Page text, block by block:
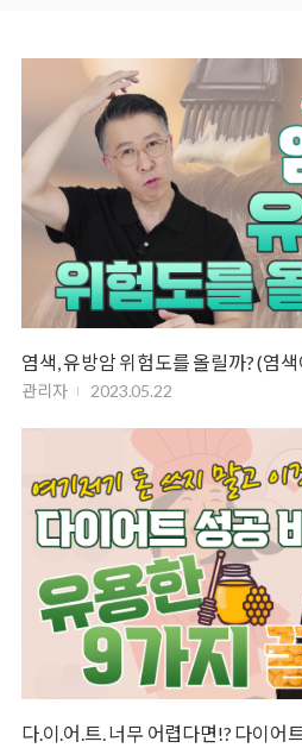
관리자 2023.05.22
다.이.어.트. 너무 어렵다면!? 다이어